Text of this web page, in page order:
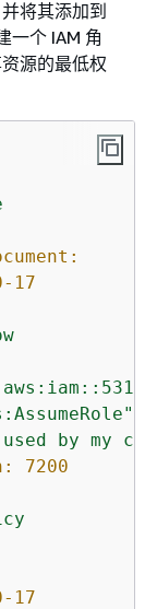
将其添加到
一个 IAM 角
源的最低权
17
used by my
7200
17